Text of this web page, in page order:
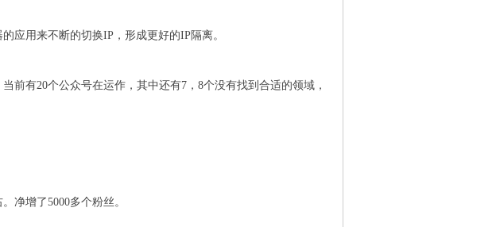
应用来不断的切换IP，形成更好的IP隔离。
前有20个公众号在运作，其中还有7，8个没有找到合适的领域，
净增了5000多个粉丝。